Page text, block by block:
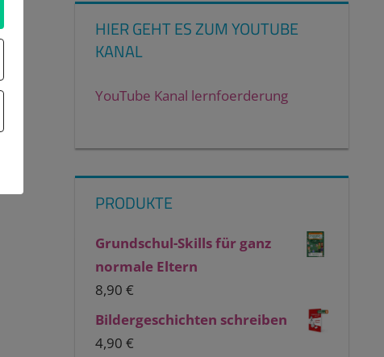
HIER GEHT ES ZUM YOUTUBE
KANAL
YouTube Kanal lernfoerderung
PRODUKTE
Grundschul-Skills für ganz
normale Eltern
8,90€
Bildergeschichten schreiben
4,90€